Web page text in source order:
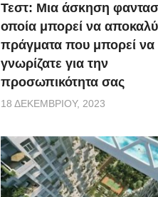
Τεστ: Μια άσκηση
οποία μπορεί να
πράγματα που μπορεί να
γνωρίζατε για την
προσωπικότητα σας
18 ΔΕΚΕΜΒΡΊΟΥ, 2023